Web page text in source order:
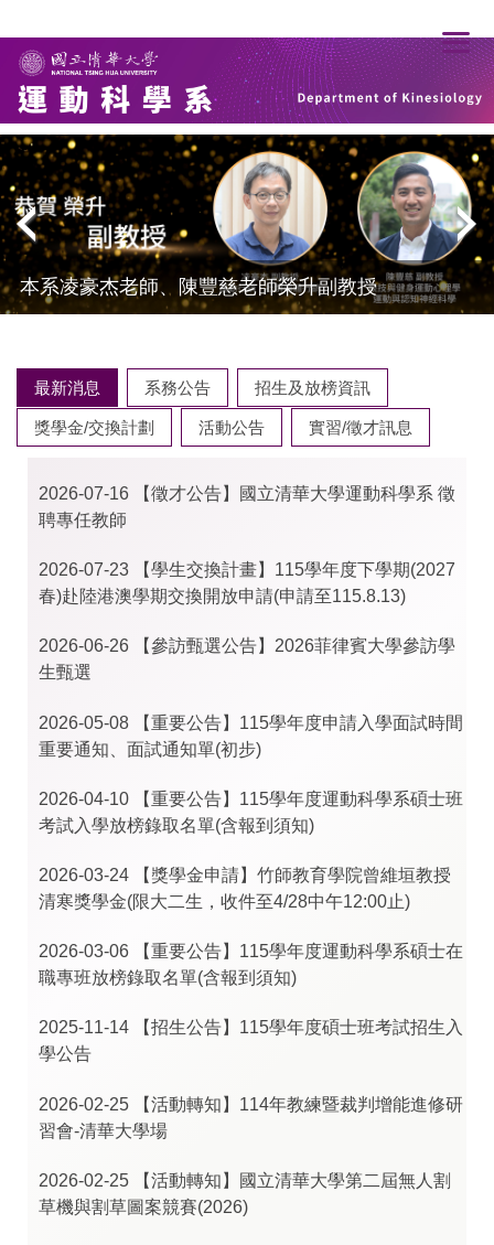
到
主
要
內
容
區
本系凌豪杰老師、陳豐慈老師榮升副教授
最新消息 系務公告 招生及放榜資訊
獎學金/交換計劃 活動公告 實習/徵才訊息
2026-07-16
【徵才公告】國立清華大學運動科學系 徵
聘專任教師
2026-07-23
【學生交換計畫】115學年度下學期(2027
春)赴陸港澳學期交換開放申請(申請至115.8.13)
2026-06-26
【參訪甄選公告】2026菲律賓大學參訪學
生甄選
2026-05-08
【重要公告】115學年度申請入學面試時間
重要通知、面試通知單(初步)
2026-04-10
【重要公告】115學年度運動科學系碩士班
考試入學放榜錄取名單(含報到須知)
2026-03-24
【獎學金申請】竹師教育學院曾維垣教授
清寒獎學金(限大二生，收件至4/28中午12:00止)
2026-03-06
【重要公告】115學年度運動科學系碩士在
職專班放榜錄取名單(含報到須知)
2025-11-14
【招生公告】115學年度碩士班考試招生入
學公告
2026-02-25
【活動轉知】114年教練暨裁判增能進修研
習會-清華大學場
2026-02-25
【活動轉知】國立清華大學第二屆無人割
草機與割草圖案競賽(2026)